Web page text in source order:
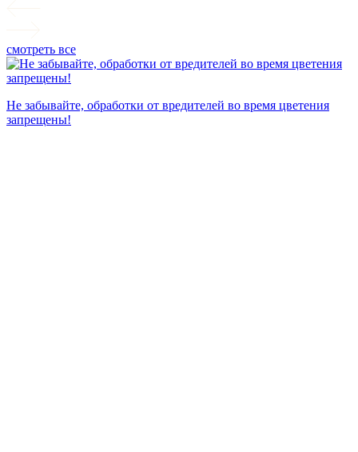
смотреть все
Не забывайте, обработки от вредителей во время цветения
запрещены!